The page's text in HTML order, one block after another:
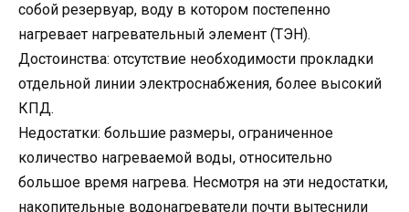
собой резервуар, воду в котором постепенно
нагревает нагревательный элемент (ТЭН).
Достоинства: отсутствие необходимости прокладки
отдельной линии электроснабжения, более высокий
КПД.
Недостатки: большие размеры, ограниченное
количество нагреваемой воды, относительно
большое время нагрева. Несмотря на эти недостатки,
накопительные водонагреватели почти вытеснили